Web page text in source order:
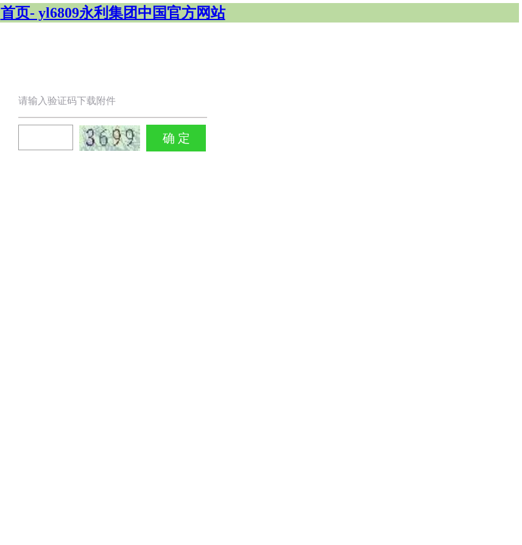
首页- yl6809永利集团中国官方网站
请输入验证码下载附件